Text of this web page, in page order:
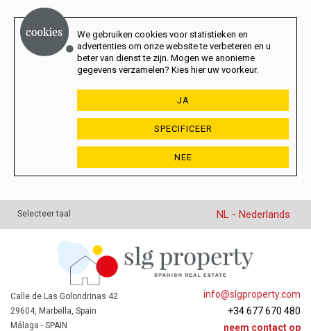
We gebruiken cookies voor statistieken en
advertenties om onze website te verbeteren en u
beter van dienst te zijn. Mogen we anonieme
gegevens verzamelen? Kies hier uw voorkeur.
JA
SPECIFICEER
NEE
Selecteer taal NL - Nederlands
info@slgproperty.com
+34 677 670 480
neem contact op
Calle de Las Golondrinas 42
29604, Marbella, Spain
Málaga - SPAIN